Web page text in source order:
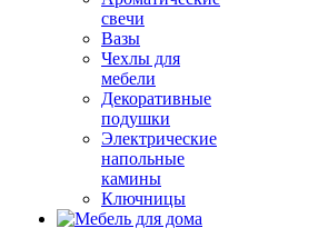
свечи
Вазы
Чехлы для
мебели
Декоративные
подушки
Электрические
напольные
камины
Ключницы